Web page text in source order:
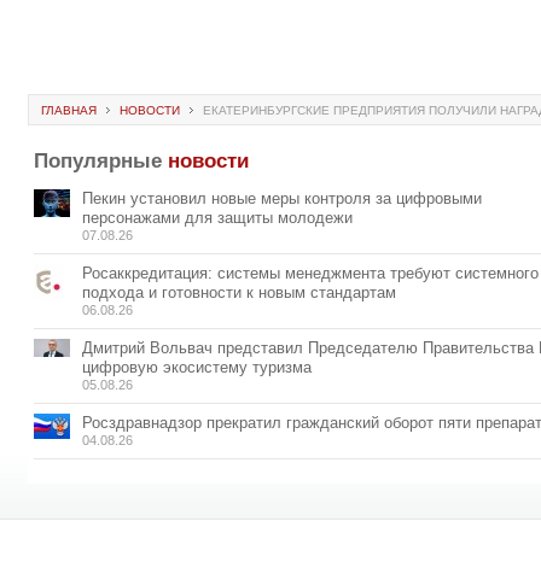
ГЛАВНАЯ НОВОСТИ ЕКАТЕРИНБУРГСКИЕ ПРЕДПРИЯТИЯ ПОЛУЧИЛИ
Популярные новости
Пекин установил новые меры контроля за цифровыми
персонажами для защиты молодежи
07.08.26
Росаккредитация: системы менеджмента требуют системного
подхода и готовности к новым стандартам
06.08.26
Дмитрий Вольвач представил Председателю
цифровую экосистему туризма
05.08.26
Росздравнадзор прекратил гражданский оборот пяти
04.08.26